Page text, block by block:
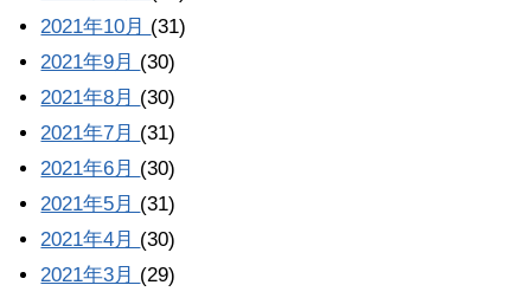
2021年10月 (31)
2021年9月 (30)
2021年8月 (30)
2021年7月 (31)
2021年6月 (30)
2021年5月 (31)
2021年4月 (30)
2021年3月 (29)